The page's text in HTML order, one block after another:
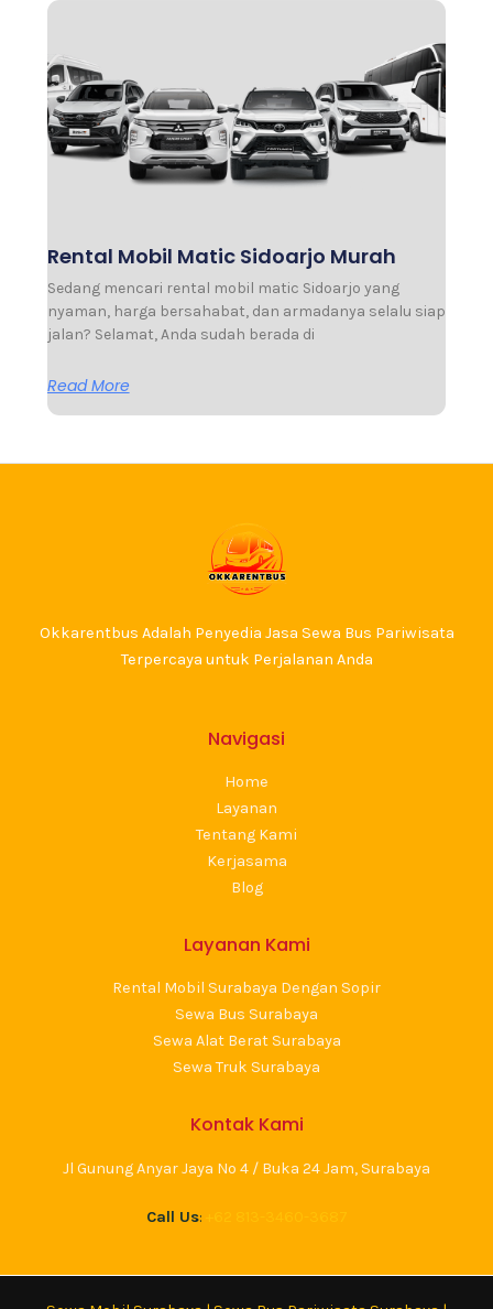
Rental Mobil Matic Sidoarjo Murah
Sedang mencari rental mobil matic Sidoarjo yang
nyaman, harga bersahabat, dan armadanya selalu siap
jalan? Selamat, Anda sudah berada di
Read More
Okkarentbus Adalah Penyedia Jasa Sewa Bus Pariwisata
Terpercaya untuk Perjalanan Anda
Navigasi
Home
Layanan
Tentang Kami
Kerjasama
Blog
Layanan Kami
Rental Mobil Surabaya Dengan Sopir
Sewa Bus Surabaya
Sewa Alat Berat Surabaya
Sewa Truk Surabaya
Kontak Kami
Jl Gunung Anyar Jaya No 4 / Buka 24 Jam, Surabaya
Call Us: